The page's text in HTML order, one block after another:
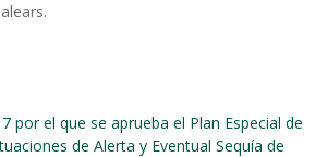
por el que se aprueba el Plan Especial de
de Alerta y Eventual Sequía de